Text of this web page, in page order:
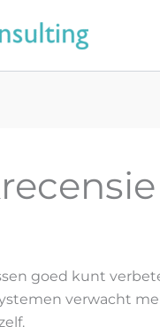
goed kunt
verwacht